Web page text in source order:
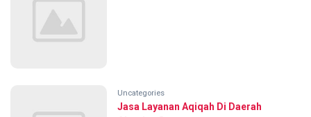
Uncategories
Jasa Layanan Aqiqah Di Daerah